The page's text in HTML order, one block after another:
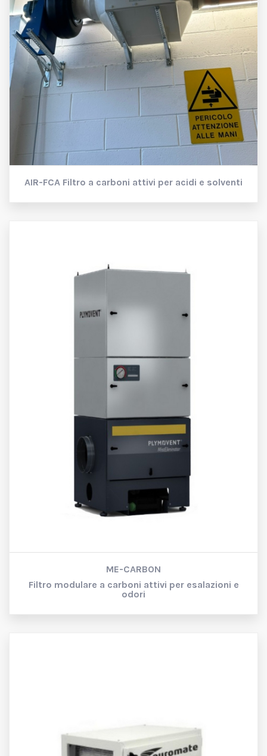
AIR-FCA Filtro a carboni attivi per acidi e solventi
ME-CARBON
Filtro modulare a carboni attivi per esalazioni e
odori